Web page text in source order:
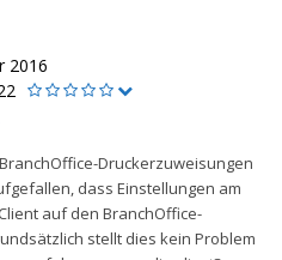
2016
Druckerzuweisungen
dass Einstellungen am
auf den BranchOffice-
stellt dies kein Problem